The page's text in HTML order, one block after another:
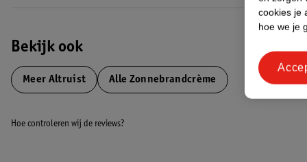
Bekijk ook
Meer Altruist Alle Zonnebrandcrème
Hoe controleren wij de reviews?
cookies je
hoe we je